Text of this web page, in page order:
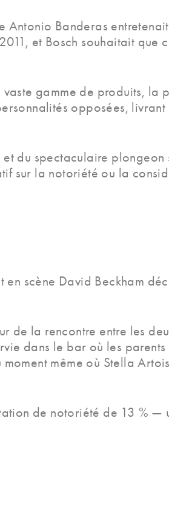
Banderas
et Bosch souhaitait
vaste gamme de produits,
opposées,
du spectaculaire
sur la notoriété ou la
scène David Beckham
de la rencontre entre les
dans le bar où les
même où Stella
de notoriété de 13 %